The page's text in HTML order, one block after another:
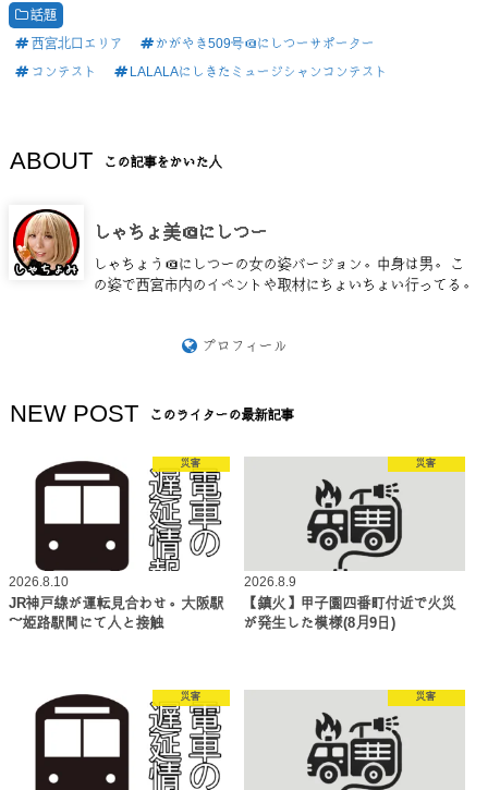
話題
西宮北口エリア
かがやき509号＠にしつーサポーター
コンテスト
LALALAにしきたミュージシャンコンテスト
ABOUT この記事をかいた人
しゃちょ美＠にしつー
しゃちょう＠にしつーの女の姿バージョン。中身は男。 こ
の姿で西宮市内のイベントや取材にちょいちょい行ってる。
プロフィール
NEW POST このライターの最新記事
災害
2026.8.10
JR神戸線が運転見合わせ。大阪駅
～姫路駅間にて人と接触
災害
2026.8.9
【鎮火】甲子園四番町付近で火災
が発生した模様(8月9日)
災害 災害